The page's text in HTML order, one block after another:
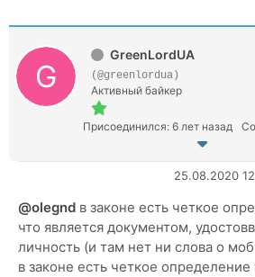
GreenLordUA
(@greenlordua)
Активный байкер
Присоединился: 6 лет назад
25.08.2020
@olegnd в законе есть четкое
что является документом,
личность (и там нет ни слова о
в законе есть четкое определение